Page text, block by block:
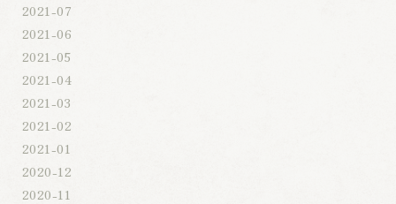
2021-07
2021-06
2021-05
2021-04
2021-03
2021-02
2021-01
2020-12
2020-11